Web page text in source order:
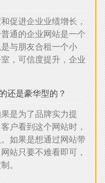
促进企业业绩增长，
通的企业网站是一个
与朋友合租一个小
，可信度提升，企业
还是豪华型的？
是为了品牌实力提
户看到这个网站时，
如果是想通过网站带
站只要不难看即可，
。